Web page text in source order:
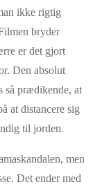
ikke rigtig
bryder
er det gjort
Den absolut
så prædikende, at
at distancere sig
til jorden.
men
Det ender med